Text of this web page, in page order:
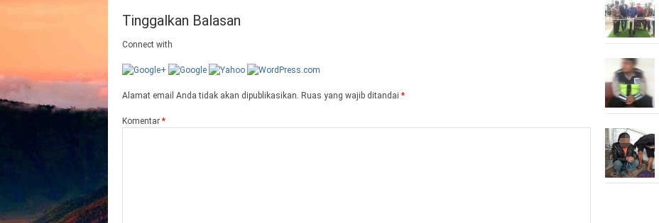
Tinggalkan Balasan
Connect with
Alamat email Anda tidak akan dipublikasikan. Ruas yang wajib ditandai *
Komentar *